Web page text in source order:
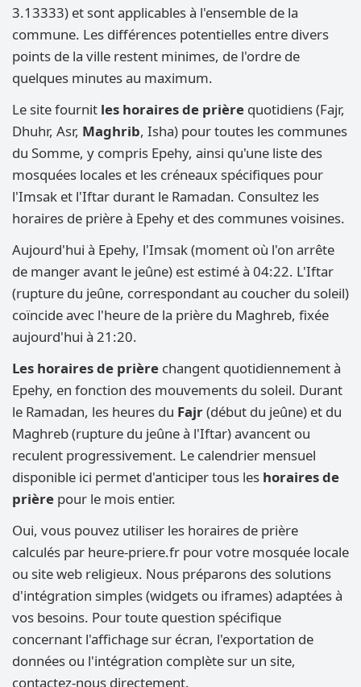
3.13333) et sont applicables à l'ensemble de la
commune. Les différences potentielles entre divers
points de la ville restent minimes, de l'ordre de
quelques minutes au maximum.
Le site fournit les horaires de prière quotidiens (Fajr,
Dhuhr, Asr, Maghrib, Isha) pour toutes les communes
du Somme, y compris Epehy, ainsi qu'une liste des
mosquées locales et les créneaux spécifiques pour
l'Imsak et l'Iftar durant le Ramadan. Consultez les
horaires de prière à Epehy et des communes voisines.
Aujourd'hui à Epehy, l'Imsak (moment où l'on arrête
de manger avant le jeûne) est estimé à 04:22. L'Iftar
(rupture du jeûne, correspondant au coucher du soleil)
coïncide avec l'heure de la prière du Maghreb, fixée
aujourd'hui à 21:20.
Les horaires de prière changent quotidiennement à
Epehy, en fonction des mouvements du soleil. Durant
le Ramadan, les heures du Fajr(début du jeûne) et du
Maghreb (rupture du jeûne à l'Iftar) avancent ou
reculent progressivement. Le calendrier mensuel
disponible ici permet d'anticiper tous les horaires de
prière pour le mois entier.
Oui, vous pouvez utiliser les horaires de prière
calculés par heure-priere.fr pour votre mosquée locale
ou site web religieux. Nous préparons des solutions
d'intégration simples (widgets ou iframes) adaptées à
vos besoins. Pour toute question spécifique
concernant l'affichage sur écran, l'exportation de
données ou l'intégration complète sur un site,
contactez-nous directement.